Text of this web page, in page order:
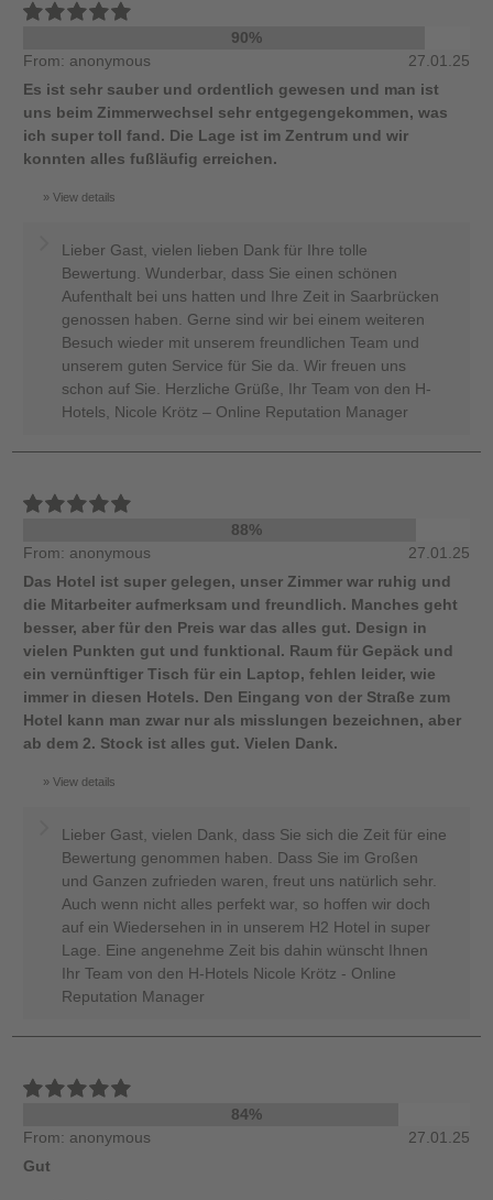
90%
From: anonymous
27.01.25
Es ist sehr sauber und ordentlich gewesen und man ist
uns beim Zimmerwechsel sehr entgegengekommen, was
ich super toll fand. Die Lage ist im Zentrum und wir
konnten alles fußläufig erreichen.
View details
Lieber Gast, vielen lieben Dank für Ihre tolle
Bewertung. Wunderbar, dass Sie einen schönen
Aufenthalt bei uns hatten und Ihre Zeit in Saarbrücken
genossen haben. Gerne sind wir bei einem weiteren
Besuch wieder mit unserem freundlichen Team und
unserem guten Service für Sie da. Wir freuen uns
schon auf Sie. Herzliche Grüße, Ihr Team von den H-
Hotels, Nicole Krötz – Online Reputation Manager
88%
From: anonymous
27.01.25
Das Hotel ist super gelegen, unser Zimmer war ruhig und
die Mitarbeiter aufmerksam und freundlich. Manches geht
besser, aber für den Preis war das alles gut. Design in
vielen Punkten gut und funktional. Raum für Gepäck und
ein vernünftiger Tisch für ein Laptop, fehlen leider, wie
immer in diesen Hotels. Den Eingang von der Straße zum
Hotel kann man zwar nur als misslungen bezeichnen, aber
ab dem 2. Stock ist alles gut. Vielen Dank.
View details
Lieber Gast, vielen Dank, dass Sie sich die Zeit für eine
Bewertung genommen haben. Dass Sie im Großen
und Ganzen zufrieden waren, freut uns natürlich sehr.
Auch wenn nicht alles perfekt war, so hoffen wir doch
auf ein Wiedersehen in in unserem H2 Hotel in super
Lage. Eine angenehme Zeit bis dahin wünscht Ihnen
Ihr Team von den H-Hotels Nicole Krötz - Online
Reputation Manager
84%
From: anonymous
27.01.25
Gut